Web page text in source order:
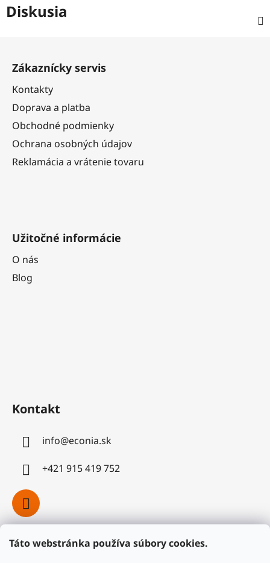
Táto webstránka používa súbory cookies.
Diskusia
Zákaznícky servis
Kontakty
Doprava a platba
Obchodné podmienky
Ochrana osobných údajov
Reklamácia a vrátenie tovaru
Užitočné informácie
O nás
Blog
Kontakt
info@econia.sk
+421 915 419 752
Facebook